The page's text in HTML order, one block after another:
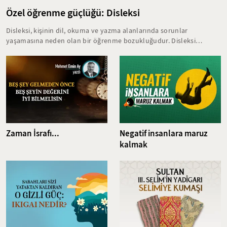
Özel öğrenme güçlüğü: Disleksi
Disleksi, kişinin dil, okuma ve yazma alanlarında sorunlar
yaşamasına neden olan bir öğrenme bozukluğudur. Disleksi
Bu öğrenme bozukluğunun erken yaşta teşhis edilmesi ve kişiye
özel doğru tedavi yöntemlerine başlanması akademik başarının
zarar görmesini büyük oranda engeller.
Zaman İsrafı...
Negatif insanlara maruz
kalmak